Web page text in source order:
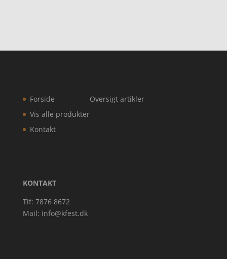
Forside
Vis alle produkter
Kontakt
Oversigt artikler
KONTAKT
Tlf: 7876 8672
Mail: info@kfest.dk